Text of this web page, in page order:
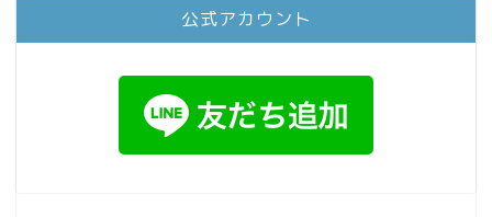
公式アカウント